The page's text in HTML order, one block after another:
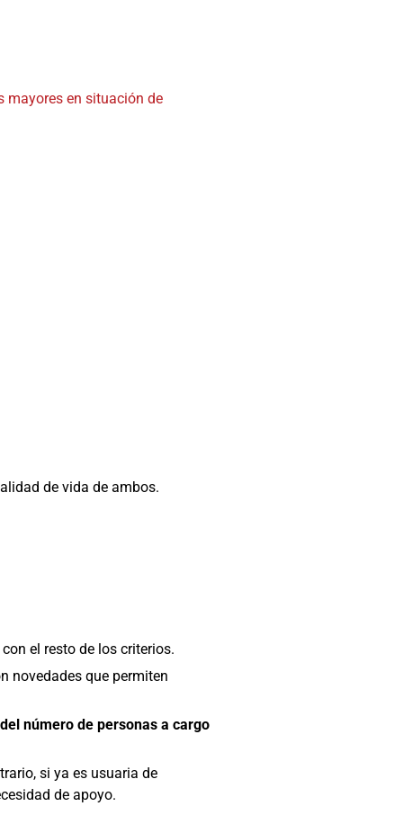
mayores en situación de
de vida de ambos.
el resto de los criterios.
novedades que permiten
número de personas a cargo
si ya es usuaria de
de apoyo.